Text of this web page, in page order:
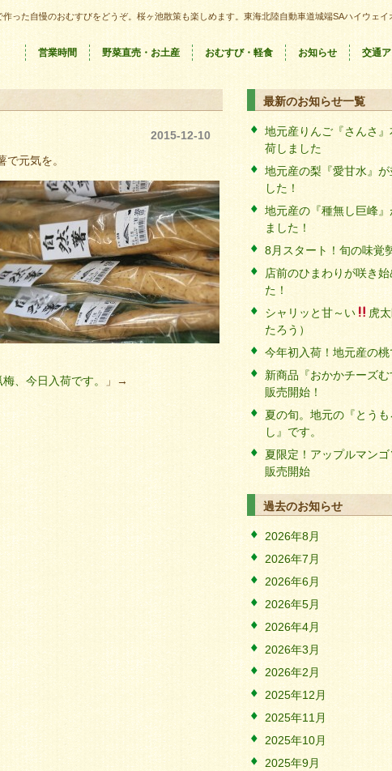
った自慢のおむすびをどうぞ。桜ヶ池散策も楽しめます。東海北陸自動車道城端SAハイウェイ
営業時間 野菜直売・お土産 おむすび・軽食 お知らせ 交通
2015-12-10
元気を。
梅、今日入荷です。 」→
最新のお知らせ一覧
地元産りんご『さんさ』
荷しました
地元産の梨『愛甘水』が
した！
地元産の『種無し巨峰
ました！
8月スタート！旬の味覚
店前のひまわりが咲き始
た！
シャリッと甘～い
虎
たろう）
今年初入荷！地元産の
新商品『おかかチーズ
販売開始！
夏の旬。地元の『とうも
し』です。
夏限定！アップルマンゴ
販売開始
過去のお知らせ
2026年8月
2026年7月
2026年6月
2026年5月
2026年4月
2026年3月
2026年2月
2025年12月
2025年11月
2025年10月
2025年9月